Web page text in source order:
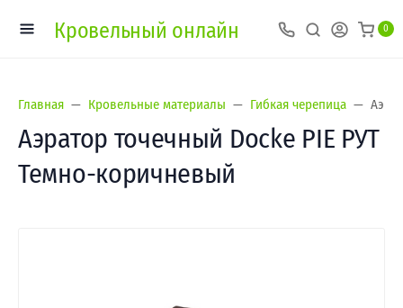
Кровельный онлайн 0
Главная Кровельные материалы Гибкая черепица
Аэратор точечный Docke PIE РУТ
Темно-коричневый